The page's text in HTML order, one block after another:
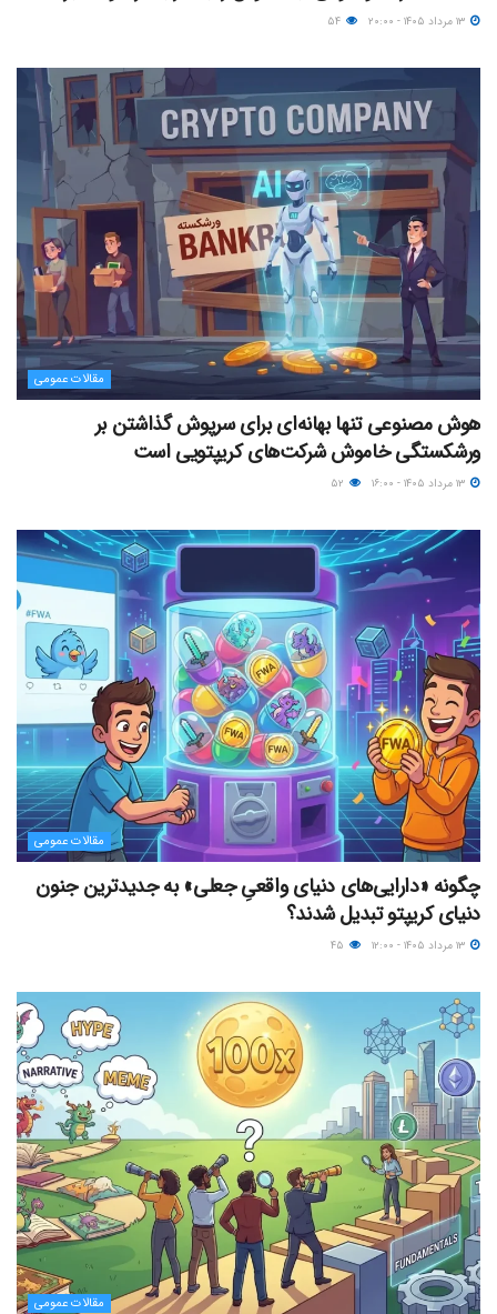
مقالات عمومی
هوش مصنوعی تنها بهانه‌ای برای سرپوش گذاشتن بر
ورشکستگی خاموش شرکت‌های کریپتویی است
مقالات عمومی
چگونه «دارایی‌های دنیای واقعیِ جعلی» به جدیدترین جنون
دنیای کریپتو تبدیل شدند؟
مقالات عمومی